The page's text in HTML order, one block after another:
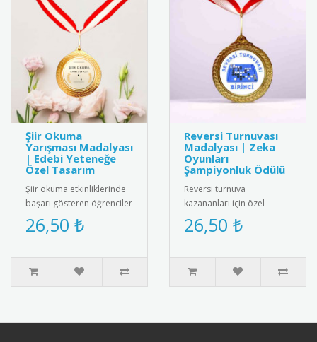
Şiir Okuma
Yarışması Madalyası
| Edebi Yeteneğe
Özel Tasarım
Şiir okuma etkinliklerinde
başarı gösteren öğrenciler
için özel olarak
tasarlanmış madalya.
26,50 ₺
Reversi Turnuvası
Madalyası | Zeka
Oyunları
Şampiyonluk Ödülü
Reversi turnuva
kazananları için özel
tasarım madalya. Strateji
ve zeka oyunları başarısını
26,50 ₺